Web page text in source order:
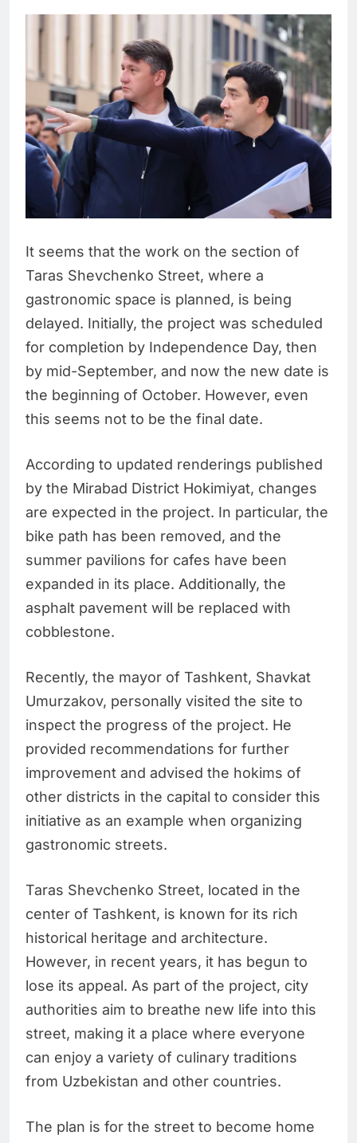
It seems that the work on the section of
Taras Shevchenko Street, where a
gastronomic space is planned, is being
delayed. Initially, the project was scheduled
for completion by Independence Day, then
by mid-September, and now the new date is
the beginning of October. However, even
this seems not to be the final date.
According to updated renderings published
by the Mirabad District Hokimiyat, changes
are expected in the project. In particular, the
bike path has been removed, and the
summer pavilions for cafes have been
expanded in its place. Additionally, the
asphalt pavement will be replaced with
cobblestone.
Recently, the mayor of Tashkent, Shavkat
Umurzakov, personally visited the site to
inspect the progress of the project. He
provided recommendations for further
improvement and advised the hokims of
other districts in the capital to consider this
initiative as an example when organizing
gastronomic streets.
Taras Shevchenko Street, located in the
center of Tashkent, is known for its rich
historical heritage and architecture.
However, in recent years, it has begun to
lose its appeal. As part of the project, city
authorities aim to breathe new life into this
street, making it a place where everyone
can enjoy a variety of culinary traditions
from Uzbekistan and other countries.
The plan is for the street to become home